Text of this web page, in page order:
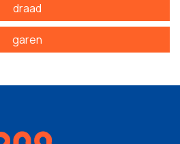
draad
garen